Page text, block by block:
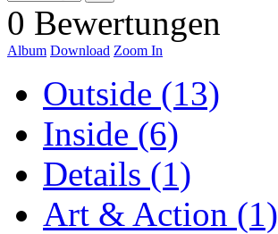
0 Bewertungen
Album Download Zoom In
Outside (13)
Inside (6)
Details (1)
Art & Action (1)